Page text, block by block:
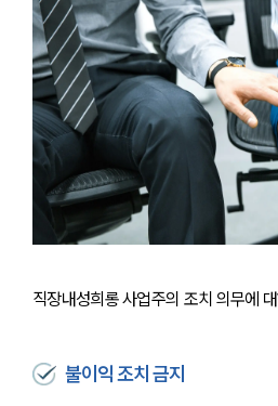
직장내성희롱 사업주의 조치 의무에
불이익 조치 금지